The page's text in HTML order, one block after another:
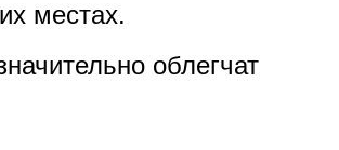
местах.
облегчат